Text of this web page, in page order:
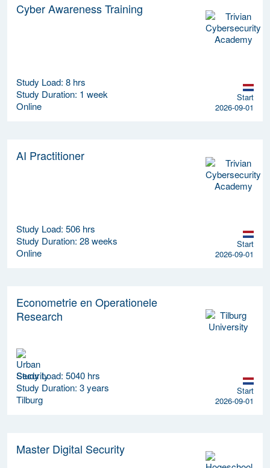
Cyber Awareness Training
Study Load: 8 hrs
Study Duration: 1 week
Online
Start
2026-09-01
AI Practitioner
Study Load: 506 hrs
Study Duration: 28 weeks
Online
Start
2026-09-01
Econometrie en Operationele
Research
Study Load: 5040 hrs
Study Duration: 3 years
Tilburg
Start
2026-09-01
Master Digital Security